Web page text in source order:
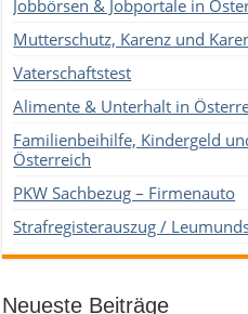
Jobbörsen & Jobportale in
Mutterschutz, Karenz und
Vaterschaftstest
Alimente & Unterhalt in
Familienbeihilfe, Kindergeld
Österreich
PKW Sachbezug – Firmenauto
Strafregisterauszug /
Neueste Beiträge